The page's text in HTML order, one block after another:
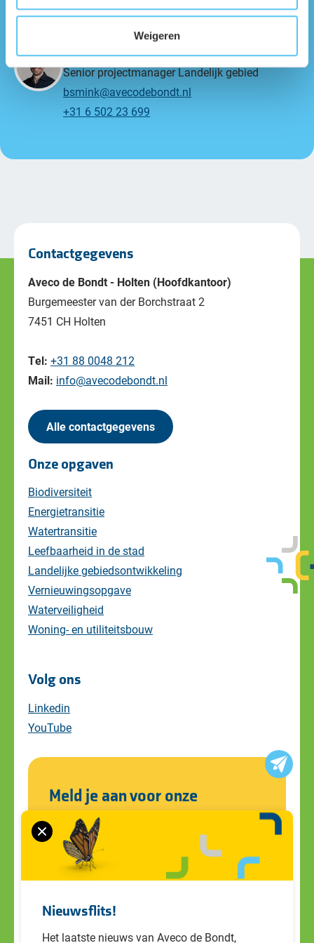
Weigeren
Senior projectmanager Landelijk gebied
bsmink@avecodebondt.nl
+31 6 502 23 699
Nieuwsflits!
Het laatste nieuws van Aveco de Bondt,
Contactgegevens
Aveco de Bondt - Holten (Hoofdkantoor)
Burgemeester van der Borchstraat 2
7451 CH Holten
Tel: +31 88 0048 212
Mail: info@avecodebondt.nl
Alle contactgegevens
Onze opgaven
Biodiversiteit
Energietransitie
Watertransitie
Leefbaarheid in de stad
Landelijke gebiedsontwikkeling
Vernieuwingsopgave
Waterveiligheid
Woning- en utiliteitsbouw
Volg ons
Linkedin
YouTube
Meld je aan voor onze
nieuwsbrief
Blijf op de hoogte van alle ontwikkelingen
en ons laatste nieuws. Schrijf je in voor de